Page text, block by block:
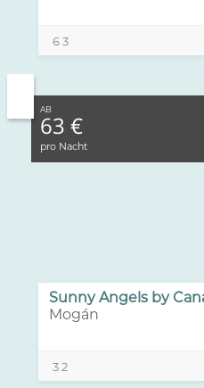
63
Sunny Angels by
Mogán
32
AB
63 €
pro Nacht